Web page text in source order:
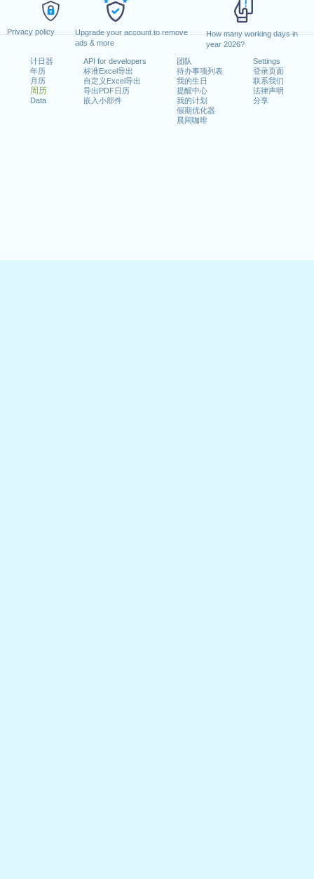
Privacy policy
Upgrade your account to remove
ads & more
How many working days in
year 2026?
计日器
年历
月历
周历
Data
API for developers
标准Excel导出
自定义Excel导出
导出PDF日历
嵌入小部件
团队
待办事项列表
我的生日
提醒中心
我的计划
假期优化器
晨间咖啡
Settings
登录页面
联系我们
法律声明
分享